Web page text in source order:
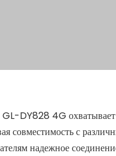
GL-DY828 4G
совместимость с
надежное